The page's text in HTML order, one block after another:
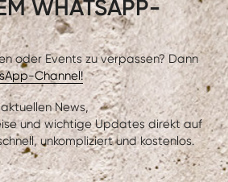
WHATSAPP-
oder Events zu verpassen? Dann
Channel!
News,
und wichtige Updates direkt auf
unkompliziert und kostenlos.